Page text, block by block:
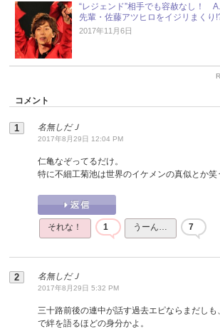
“レジェンド”相手でも容赦なし！
先輩・佐藤アツヒロをイジリまくり
2017年11月6日
コメント
名無しだＪ
2017年8月29日 12:04 PM
仁亀なぞってるだけ。
特に不細工菊池は世界のイケメンの真似とか笑
それな！ 1 うーん… 7
名無しだＪ
2017年8月29日 5:32 PM
三十路前後の連中が話す過去エピならまだし
で絆を語るほどの身分かよ。